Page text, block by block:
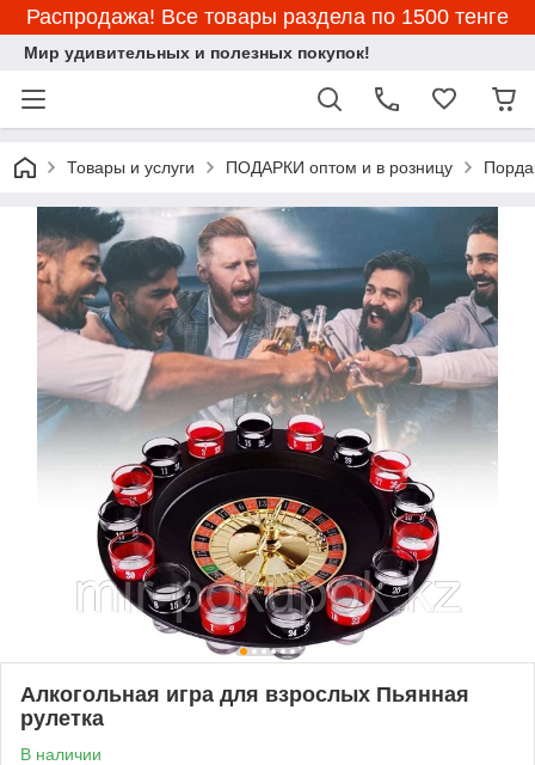
Распродажа! Все товары раздела по 1500 тенге
Мир удивительных и полезных покупок!
Товары и услуги ПОДАРКИ оптом и в розницу
Алкогольная игра для взрослых Пьянная
рулетка
В наличии